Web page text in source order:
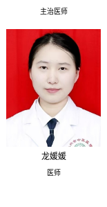
主治医师
龙媛媛
医师